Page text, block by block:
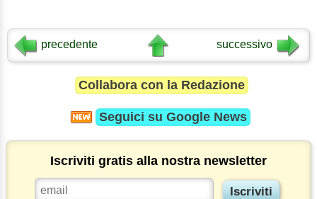
precedente successivo
Collabora con la Redazione
Seguici su Google News
Iscriviti gratis alla nostra newsletter